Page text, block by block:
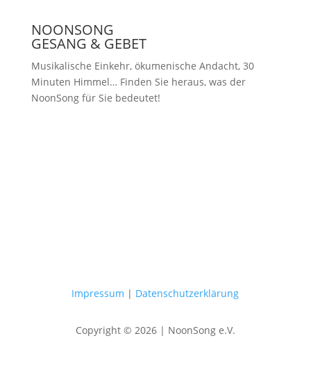
NOONSONG
GESANG & GEBET
Musikalische Einkehr, ökumenische Andacht, 30
Minuten Himmel… Finden Sie heraus, was der
NoonSong für Sie bedeutet!
Impressum | Datenschutzerklärung
Copyright © 2026 | NoonSong e.V.